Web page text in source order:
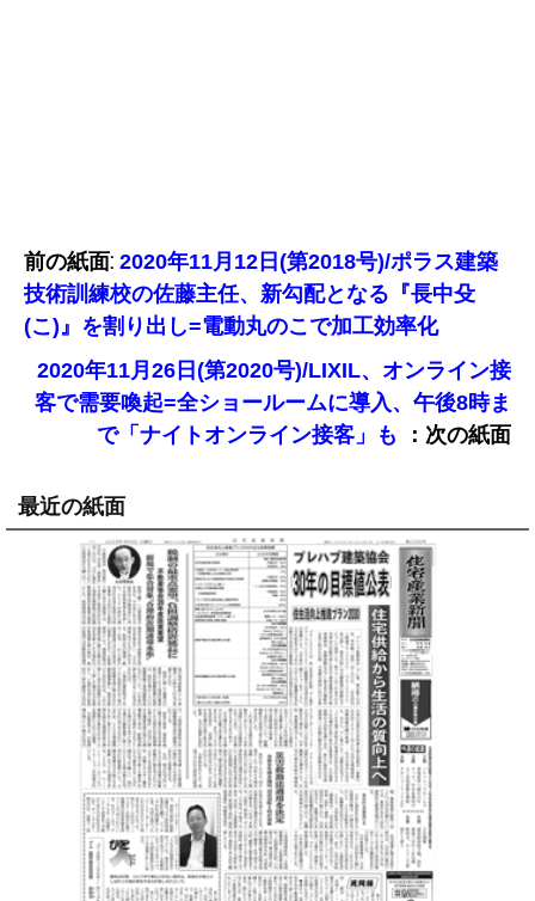
前の紙面: 2020年11月12日(第2018号)/ポラス建築
技術訓練校の佐藤主任、新勾配となる『長中殳
(こ)』を割り出し=電動丸のこで加工効率化
2020年11月26日(第2020号)/LIXIL、オンライン接
客で需要喚起=全ショールームに導入、午後8時ま
で「ナイトオンライン接客」も
：次の紙面
最近の紙面